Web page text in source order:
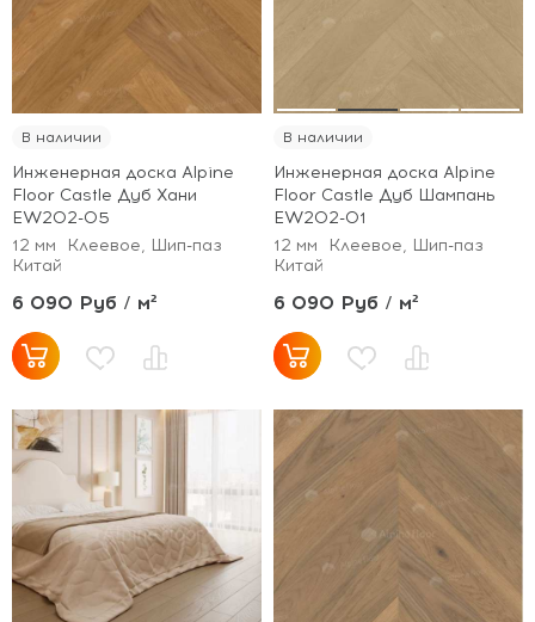
В наличии
Инженерная доска Alpine
Floor Castle Дуб Хани
EW202-05
12 мм
Клеевое, Шип-паз
Китай
6 090 Руб / м²
В наличии
Инженерная доска Alpine
Floor Castle Дуб Шампань
EW202-01
12 мм
Клеевое, Шип-паз
Китай
6 090 Руб / м²